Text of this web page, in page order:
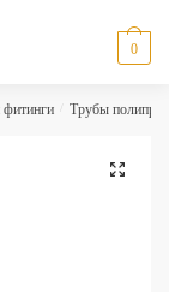
0
Трубы
🔍